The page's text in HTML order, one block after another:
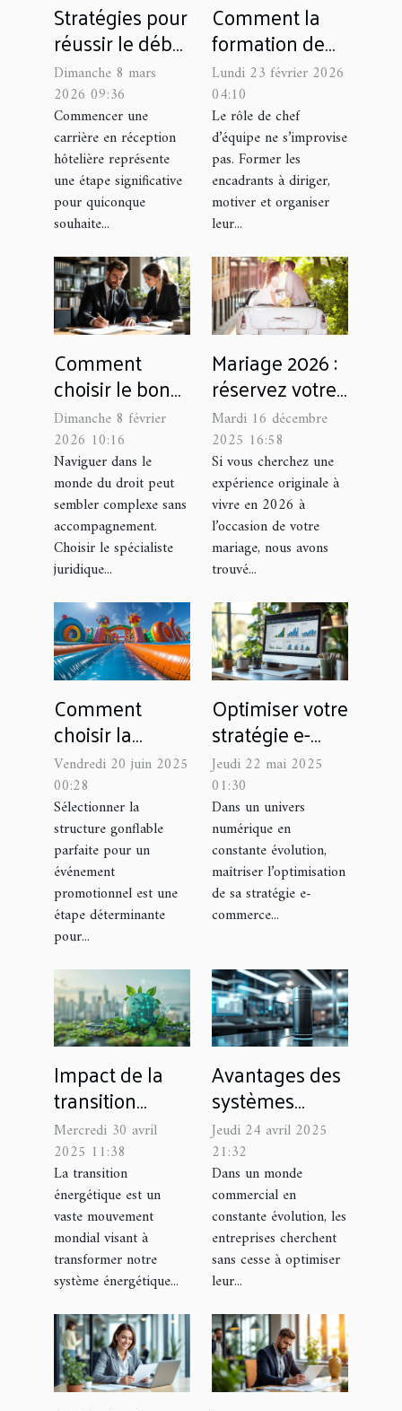
Stratégies pour
réussir le début
de carrière en
réception
hôtelière
Dimanche 8 mars
2026 09:36
Commencer une
carrière en réception
hôtelière représente
une étape significative
pour quiconque
souhaite...
Comment la
formation de
chef d'équipe
booste-t-elle la
performance ?
Lundi 23 février 2026
04:10
Le rôle de chef
d’équipe ne s’improvise
pas. Former les
encadrants à diriger,
motiver et organiser
leur...
Comment
choisir le bon
spécialiste
juridique pour
vos besoins
spécifiques ?
Dimanche 8 février
2026 10:16
Naviguer dans le
monde du droit peut
sembler complexe sans
accompagnement.
Choisir le spécialiste
juridique...
Mariage 2026 :
réservez votre
voiture vintage
avec
Méhariviera !
Mardi 16 décembre
2025 16:58
Si vous cherchez une
expérience originale à
vivre en 2026 à
l’occasion de votre
mariage, nous avons
trouvé...
Comment
choisir la
structure
gonflable
idéale pour
votre
événement
promotionnel
Vendredi 20 juin 2025
00:28
Sélectionner la
structure gonflable
parfaite pour un
événement
promotionnel est une
étape déterminante
pour...
Optimiser votre
stratégie e-
commerce
pour booster
les ventes en
ligne
Jeudi 22 mai 2025
01:30
Dans un univers
numérique en
constante évolution,
maîtriser l’optimisation
de sa stratégie e-
commerce...
Impact de la
transition
énergétique
sur l'économie
mondiale
opportunités et
défis
Mercredi 30 avril
2025 11:38
La transition
énergétique est un
vaste mouvement
mondial visant à
transformer notre
système énergétique...
Avantages des
systèmes
vocaux
intelligents
dans les
entreprises
Jeudi 24 avril 2025
21:32
Dans un monde
commercial en
constante évolution, les
entreprises cherchent
sans cesse à optimiser
leur...